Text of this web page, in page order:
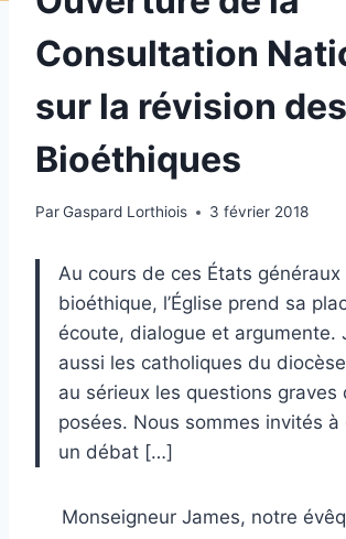
Consultation
sur la révision
Bioéthiques
ParGaspard Lorthiois 3 février 2018
Au cours de ces États généraux
bioéthique, l’Église prend sa
écoute, dialogue et argumente.
aussi les catholiques du
au sérieux les questions graves
posées. Nous sommes invités
un débat […]
Monseigneur James, notre